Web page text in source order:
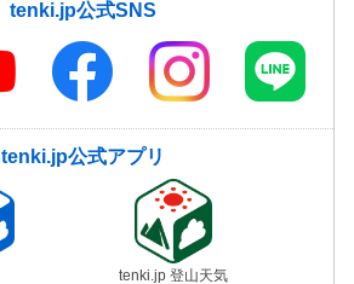
tenki.jp公式SNS
tenki.jp公式アプリ
tenki.jp 登山天気